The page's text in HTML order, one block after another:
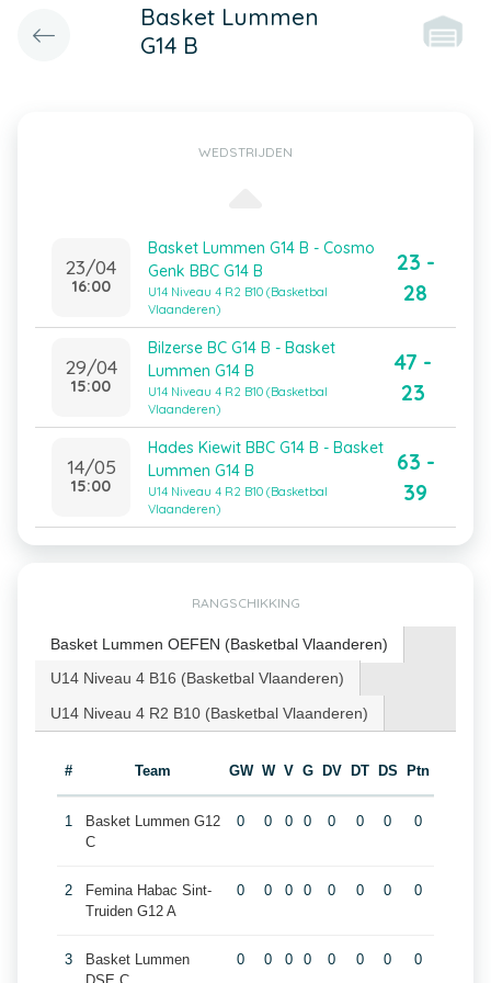
Basket Lummen
G14 B
WEDSTRIJDEN
23/04
16:00
Basket Lummen G14 B - Cosmo
Genk BBC G14 B
U14 Niveau 4 R2 B10 (Basketbal
Vlaanderen)
23 -
28
29/04
15:00
Bilzerse BC G14 B - Basket
Lummen G14 B
U14 Niveau 4 R2 B10 (Basketbal
Vlaanderen)
47 -
23
14/05
15:00
Hades Kiewit BBC G14 B - Basket
Lummen G14 B
U14 Niveau 4 R2 B10 (Basketbal
Vlaanderen)
63 -
39
RANGSCHIKKING
Basket Lummen OEFEN (Basketbal Vlaanderen)
U14 Niveau 4 B16 (Basketbal Vlaanderen)
U14 Niveau 4 R2 B10 (Basketbal Vlaanderen)
# Team GW W V G DV DT DS Ptn
1
Basket Lummen G12
C
0 0 0 0 0 0 0 0
2
Femina Habac Sint-
Truiden G12 A
0 0 0 0 0 0 0 0
3
Basket Lummen
0 0 0 0 0 0 0 0